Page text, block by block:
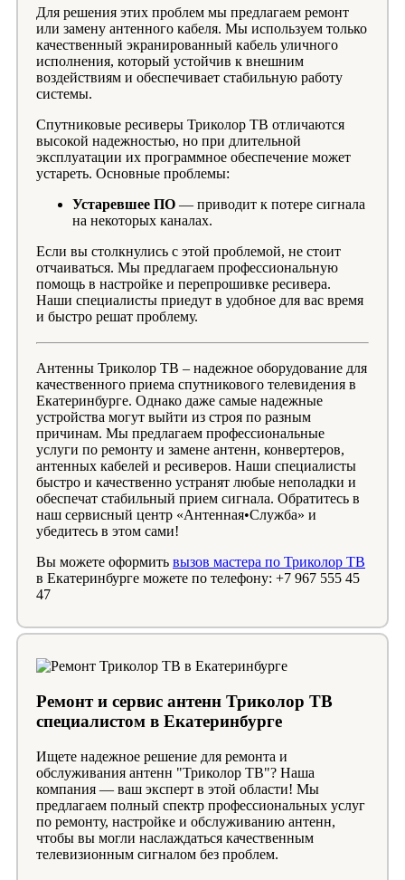
Для решения этих проблем мы предлагаем ремонт
или замену антенного кабеля. Мы используем только
качественный экранированный кабель уличного
исполнения, который устойчив к внешним
воздействиям и обеспечивает стабильную работу
системы.
Спутниковые ресиверы Триколор ТВ отличаются
высокой надежностью, но при длительной
эксплуатации их программное обеспечение может
устареть. Основные проблемы:
Устаревшее ПО — приводит к потере сигнала
на некоторых каналах.
Если вы столкнулись с этой проблемой, не стоит
отчаиваться. Мы предлагаем профессиональную
помощь в настройке и перепрошивке ресивера.
Наши специалисты приедут в удобное для вас время
и быстро решат проблему.
Антенны Триколор ТВ – надежное оборудование для
качественного приема спутникового телевидения в
Екатеринбурге. Однако даже самые надежные
устройства могут выйти из строя по разным
причинам. Мы предлагаем профессиональные
услуги по ремонту и замене антенн, конвертеров,
антенных кабелей и ресиверов. Наши специалисты
быстро и качественно устранят любые неполадки и
обеспечат стабильный прием сигнала. Обратитесь в
наш сервисный центр «Антенная•Служба» и
убедитесь в этом сами!
Вы можете оформить вызов мастера по Триколор ТВ
в Екатеринбурге можете по телефону: +7 967 555 45
47
Ремонт и сервис антенн Триколор ТВ
специалистом в Екатеринбурге
Ищете надежное решение для ремонта и
обслуживания антенн "Триколор ТВ"? Наша
компания — ваш эксперт в этой области! Мы
предлагаем полный спектр профессиональных услуг
по ремонту, настройке и обслуживанию антенн,
чтобы вы могли наслаждаться качественным
телевизионным сигналом без проблем.